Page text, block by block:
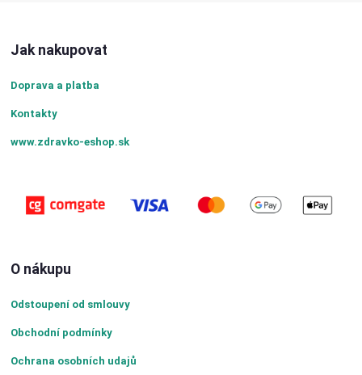
Jak nakupovat
Doprava a platba
Kontakty
www.zdravko-eshop.sk
O nákupu
Odstoupení od smlouvy
Obchodní podmínky
Ochrana osobních udajů